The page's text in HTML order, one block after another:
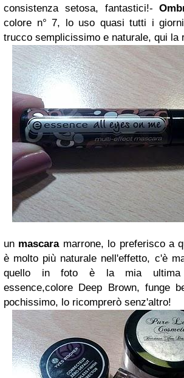
consistenza setosa, fantastici!-
colore n° 7, lo uso quasi tutti i
trucco semplicissimo e naturale, qui la
un mascaramarrone, lo preferisco a
è molto più naturale nell'effetto, c'è
quello in foto è la mia ultima
essence,colore Deep Brown, funge
pochissimo, lo ricomprerò senz'altro!